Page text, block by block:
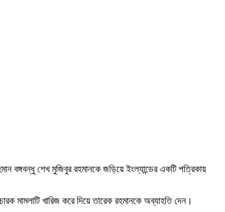
বঙ্গবন্ধু শেখ মুজিবুর রহমানকে জড়িয়ে ইংল্যান্ডের একটি পত্রিকায়
মামলাটি খারিজ করে দিয়ে তারেক রহমানকে অব্যাহতি দেন।